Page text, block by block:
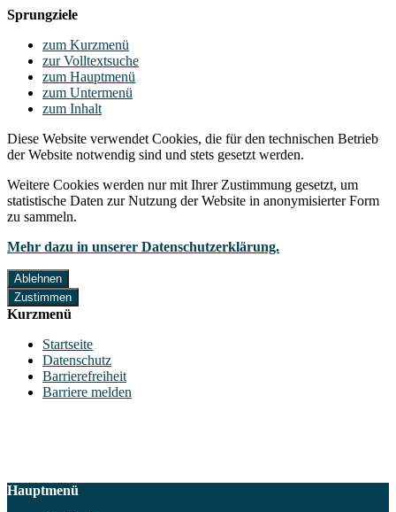
Sprungziele
zum Kurzmenü
zur Volltextsuche
zum Hauptmenü
zum Untermenü
zum Inhalt
Diese Website verwendet Cookies, die für den technischen Betrieb
der Website notwendig sind und stets gesetzt werden.
Weitere Cookies werden nur mit Ihrer Zustimmung gesetzt, um
statistische Daten zur Nutzung der Website in anonymisierter Form
zu sammeln.
Mehr dazu in unserer Datenschutzerklärung.
Ablehnen
Zustimmen
Kurzmenü
Startseite
Datenschutz
Barrierefreiheit
Barriere melden
Hauptmenü